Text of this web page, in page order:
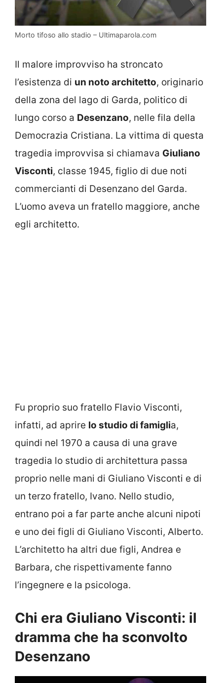
Morto tifoso allo stadio – Ultimaparola.com
Il malore improvviso ha stroncato
l’esistenza di un noto architetto, originario
della zona del lago di Garda, politico di
lungo corso a Desenzano, nelle fila della
Democrazia Cristiana. La vittima di questa
tragedia improvvisa si chiamava Giuliano
Visconti, classe 1945, figlio di due noti
commercianti di Desenzano del Garda.
L’uomo aveva un fratello maggiore, anche
egli architetto.
Fu proprio suo fratello Flavio Visconti,
infatti, ad aprire lo studio di famiglia,
quindi nel 1970 a causa di una grave
tragedia lo studio di architettura passa
proprio nelle mani di Giuliano Visconti e di
un terzo fratello, Ivano. Nello studio,
entrano poi a far parte anche alcuni nipoti
e uno dei figli di Giuliano Visconti, Alberto.
L’architetto ha altri due figli, Andrea e
Barbara, che rispettivamente fanno
l’ingegnere e la psicologa.
Chi era Giuliano Visconti: il
dramma che ha sconvolto
Desenzano